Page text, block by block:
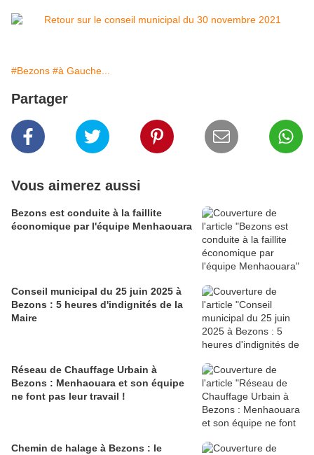
#Bezons #à Gauche...
Partager
Vous aimerez aussi
Bezons est conduite à la faillite
économique par l'équipe Menhaouara
Conseil municipal du 25 juin 2025 à
Bezons : 5 heures d'indignités de la
Maire
Réseau de Chauffage Urbain à
Bezons : Menhaouara et son équipe
ne font pas leur travail !
Chemin de halage à Bezons : le